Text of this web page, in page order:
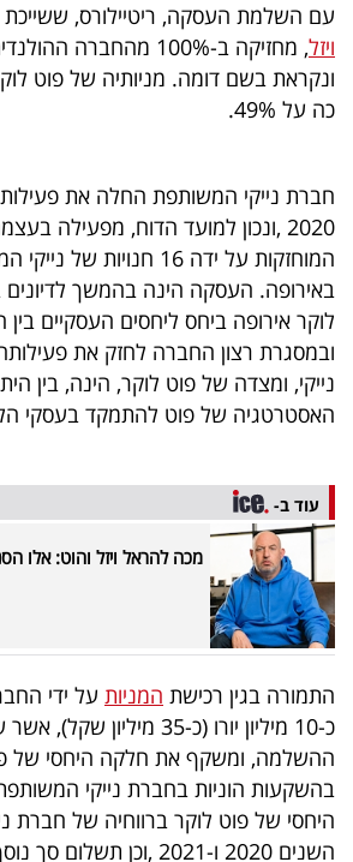
TOP-
5
המילון
פודקאסט
40
UNDER
40
פעולה
דרושים
ניוזלטרים
מייל
אדום
עם השלמת העסקה, ריטיילורס,
ויזל
, מחזיקה ב-100%
ונקראת בשם דומה. מניותיה של פוט
כה על 49%.
חברת נייקי המשותפת החלה את
2020 ,ונכון למועד הדוח, מפעילה
באירופה. העסקה הינה בהמשך לדיונים
לוקר אירופה ביחס ליחסים העסקיים בין
ובמסגרת רצון החברה לחזק את
נייקי, ומצדה של פוט לוקר, הינה, בין
האסטרטגיה של פוט להתמקד בעסקי
עוד ב-
מכה להראל ויזל והוט: אלו
התמורה בגין רכישת המניות על ידי
כ-10 מיליון יורו (כ-35
ההשלמה, ומשקף את חלקה היחסי של
בהשקעות הוניות בחברת נייקי
היחסי של פוט לוקר ברווחיה של חברת
השנים 2020 ו-2021 ,וכן